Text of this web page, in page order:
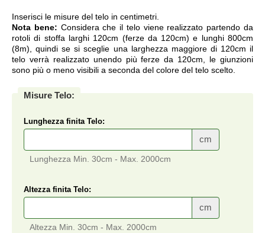
Inserisci le misure del telo in centimetri.
Nota bene: Considera che il telo viene realizzato partendo da
rotoli di stoffa larghi 120cm (ferze da 120cm) e lunghi 800cm
(8m), quindi se si sceglie una larghezza maggiore di 120cm il
telo verrà realizzato unendo più ferze da 120cm, le giunzioni
sono più o meno visibili a seconda del colore del telo scelto.
Misure Telo:
Lunghezza finita Telo:
cm
Lunghezza Min. 30cm - Max. 2000cm
Altezza finita Telo:
cm
Altezza Min. 30cm - Max. 2000cm